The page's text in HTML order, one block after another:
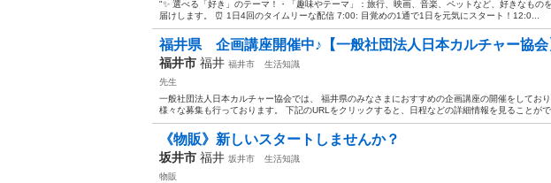
"✨ 選べる「好き」のテーマ！・「趣味やテーマ」：旅行、映画、音楽、ペットなど、好きなもの
届けします。 ⏰ 1日4回のタイムリーな配信 7:00: 目覚めの1通で1日を元気にスタート！12:0...
福井県 企画講座開催中♪【一般社団法人日本カルチャー協会
福井市 福井 福井市
生活知識
先生
一般社団法人日本カルチャー協会では、 福井県のみなさまにおすすめの企画講座の開催をしてお
様々な募集も行っております。 下記のURLをクリックすると、日程などの詳細情報を見ることがで
《物販》新しいスタートしませんか？
坂井市 福井 坂井市
生活知識
物販